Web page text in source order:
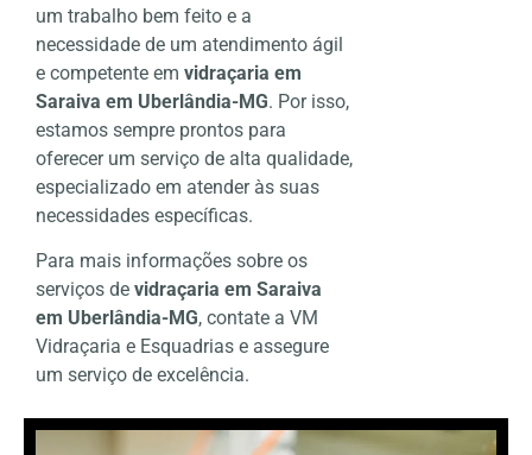
um trabalho bem feito e a
necessidade de um atendimento ágil
e competente em vidraçaria em
Saraiva em Uberlândia-MG. Por isso,
estamos sempre prontos para
oferecer um serviço de alta qualidade,
especializado em atender às suas
necessidades específicas.
Para mais informações sobre os
serviços de vidraçaria em Saraiva
em Uberlândia-MG, contate a VM
Vidraçaria e Esquadrias e assegure
um serviço de excelência.